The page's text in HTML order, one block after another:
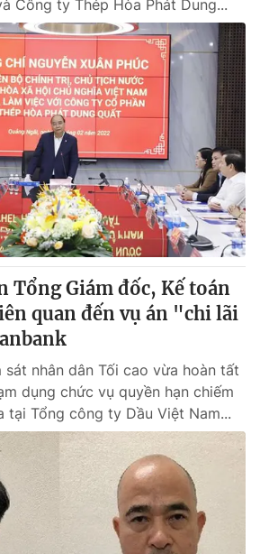
Truyền hình Việt Nam
báo VTV
in và báo điện tử số 483/GP-BTTTT
Thủy
Thị Mỹ Hạnh, Phạm Quốc Thắng,
355 931 - 024.38 355 932
024.66 897 897
7300.7108
Công ty Thép Hòa Phát Dung...
Tổng Giám đốc, Kế toán
quan đến vụ án "chi lãi
sát nhân dân Tối cao vừa hoàn tất
dụng chức vụ quyền hạn chiếm
tại Tổng công ty Dầu Việt Nam...